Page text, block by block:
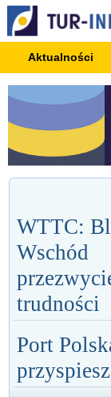
Aktualności
WTTC:
Wschód
trudności
Port